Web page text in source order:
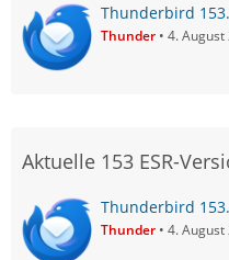
Thunderbird
Thunder 4. August
Aktuelle 153 ESR-
Thunderbird
Thunder 4. August